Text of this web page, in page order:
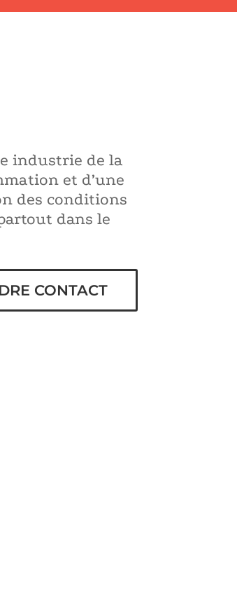
industrie de la
et d’une
des conditions
dans le
CONTACT